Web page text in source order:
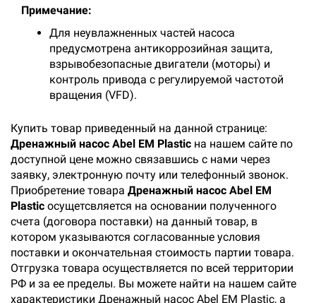
Примечание:
Для неувлажненных частей насоса
предусмотрена антикоррозийная защита,
взрывобезопасные двигатели (моторы) и
контроль привода с регулируемой частотой
вращения (VFD).
Купить товар приведенный на данной странице:
Дренажный насос Abel EM Plastic на нашем сайте по
доступной цене можно связавшись с нами через
заявку, электронную почту или телефонный звонок.
Приобретение товара Дренажный насос Abel EM
Plastic осущетсвляется на основании полученного
счета (договора поставки) на данный товар, в
котором указываются согласованные условия
поставки и окончательная стоимость партии товара.
Отгрузка товара осуществляется по всей территории
РФ и за ее пределы. Вы можете найти на нашем сайте
характеристики Дренажный насос Abel EM Plastic, а